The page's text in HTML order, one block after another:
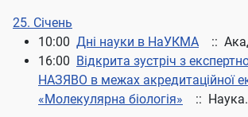
25. Січень
10:00 Дні науки в НаУКМА
::
16:00 Відкрита зустріч з
НАЗЯВО в межах акредитаційної
«Молекулярна біологія»
:: Наука.